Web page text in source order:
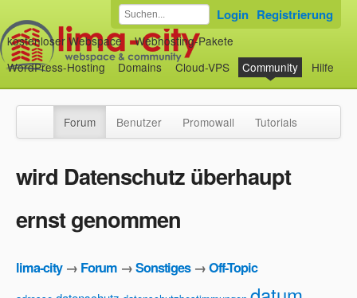
kostenloser Webspace
Webhosting-Pakete
WordPress-Hosting
Domains Cloud-VPS Community Hilfe
Login Registrierung
Forum Benutzer Promowall Tutorials
wird Datenschutz überhaupt
ernst genommen
lima-city→ Forum →Sonstiges→Off-Topic